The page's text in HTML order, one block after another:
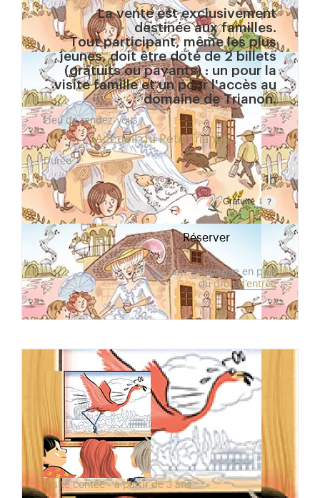
La vente est exclusivement
destinée aux familles.
Tout participant, même les plus
jeunes, doit être doté de 2 billets
(gratuits ou payants) : un pour la
visite famille et un pour l'accès au
domaine de Trianon.
Lieu de rendez-vous
Accueil du Petit Trianon
Durée
1h
Gratuité
Gratuit pour les enfants de moins de 10 ans. Tarif
10 € Réserver
Ce tarif s'applique en plus
dudroit d'entrée
Visite contée - à partir de 3 ans